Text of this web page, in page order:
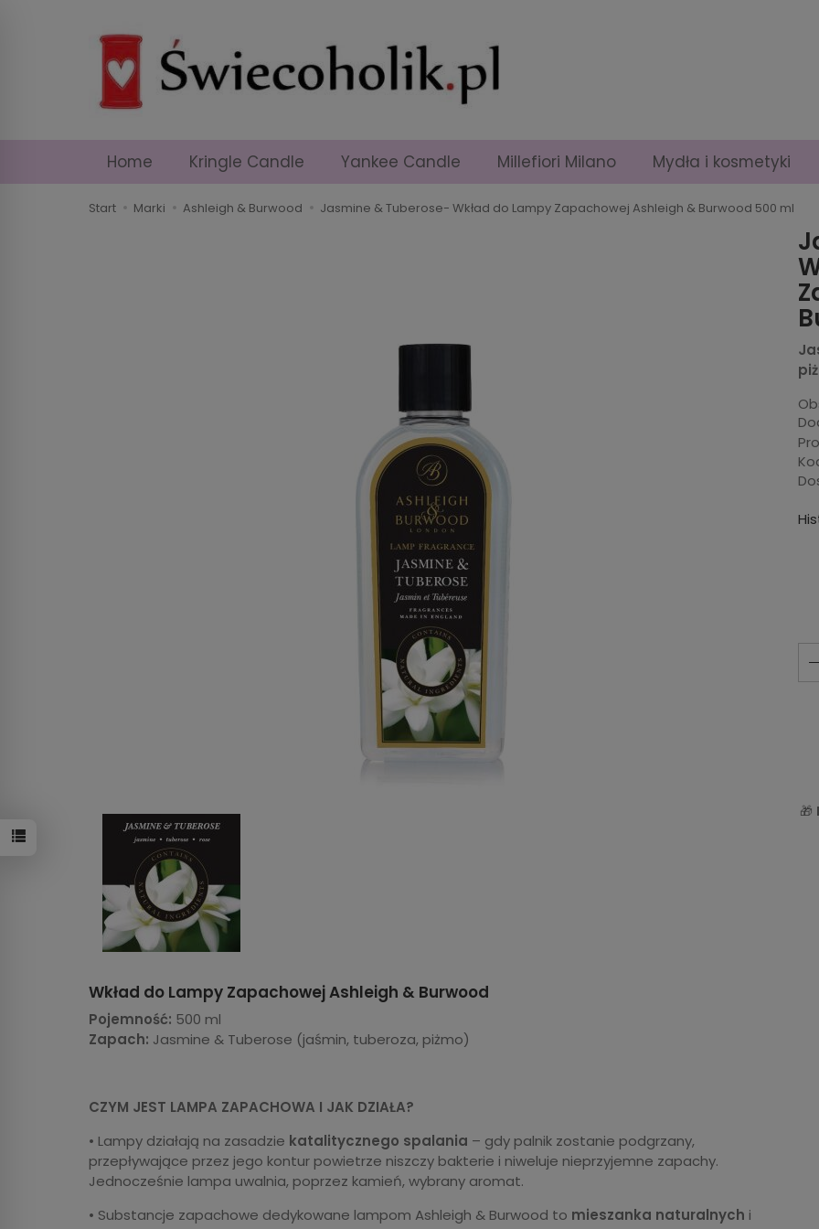
Home Kringle Candle Yankee Candle Millefiori Milano Mydła i kosmetyki
Start Marki Ashleigh & Burwood Jasmine & Tuberose- Wkład do Lampy Zapachowej Ashleigh & Burwood 500 ml
🎁
Wkład do Lampy Zapachowej Ashleigh & Burwood
Pojemność: 500 ml
Zapach: Jasmine & Tuberose (jaśmin, tuberoza, piżmo)
CZYM JEST LAMPA ZAPACHOWA I JAK DZIAŁA?
• Lampy działają na zasadzie katalitycznego spalania – gdy palnik zostanie podgrzany,
przepływające przez jego kontur powietrze niszczy bakterie i niweluje nieprzyjemne zapachy.
Jednocześnie lampa uwalnia, poprzez kamień, wybrany aromat.
• Substancje zapachowe dedykowane lampom Ashleigh & Burwood to mieszanka naturalnych i